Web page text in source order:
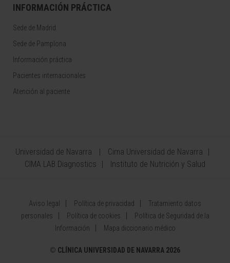
INFORMACIÓN PRÁCTICA
Sede de Madrid
Sede de Pamplona
Información práctica
Pacientes internacionales
Atención al paciente
Universidad de Navarra
Cima Universidad de Navarra
CIMA LAB Diagnostics
Instituto de Nutrición y Salud
Aviso legal Política de privacidad
Tratamiento datos
personales
Política de cookies
Política de Seguridad de la
Información
Mapa diccionario médico
© CLÍNICA UNIVERSIDAD DE NAVARRA 2026